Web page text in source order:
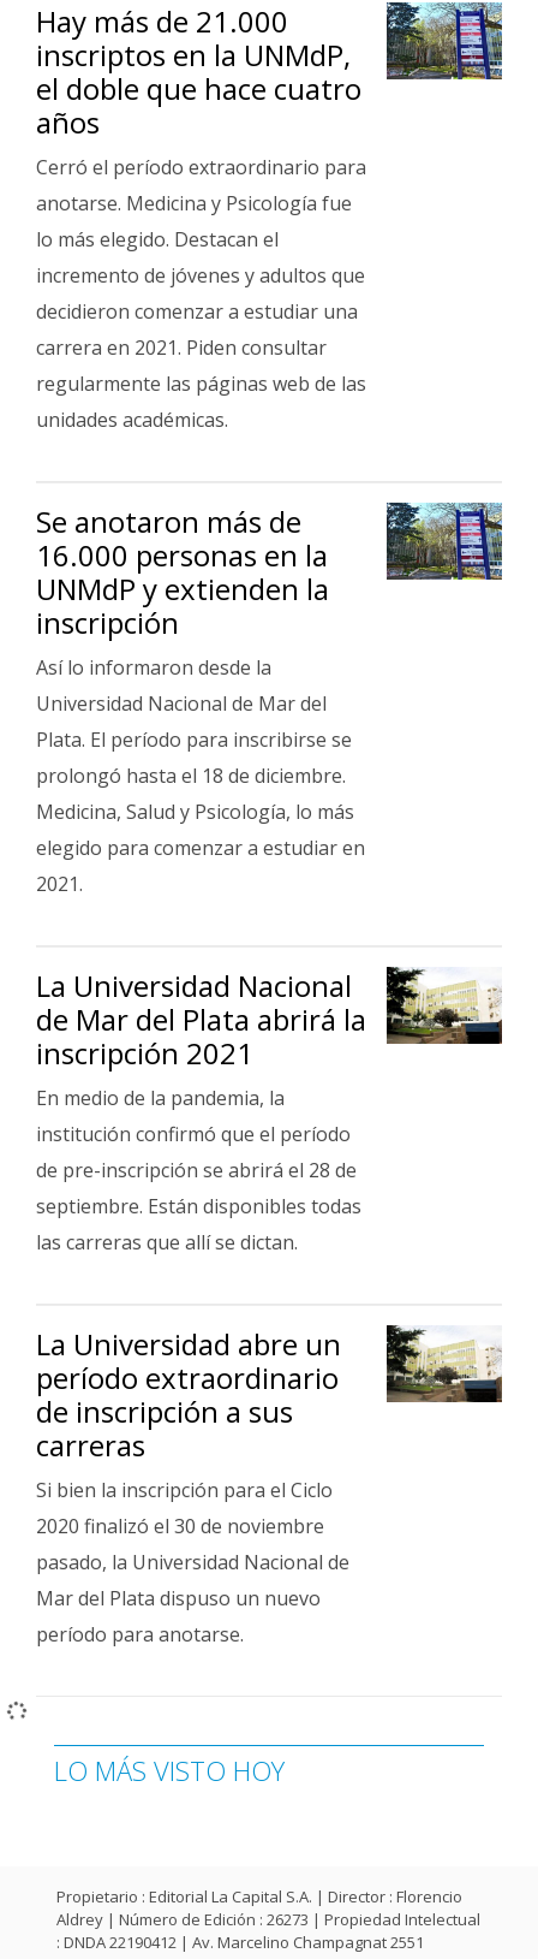
Hay más de 21.000
inscriptos en la UNMdP,
el doble que hace cuatro
años
Cerró el período extraordinario para
anotarse. Medicina y Psicología fue
lo más elegido. Destacan el
incremento de jóvenes y adultos que
decidieron comenzar a estudiar una
carrera en 2021. Piden consultar
regularmente las páginas web de las
unidades académicas.
Se anotaron más de
16.000 personas en la
UNMdP y extienden la
inscripción
Así lo informaron desde la
Universidad Nacional de Mar del
Plata. El período para inscribirse se
prolongó hasta el 18 de diciembre.
Medicina, Salud y Psicología, lo más
elegido para comenzar a estudiar en
2021.
La Universidad Nacional
de Mar del Plata abrirá la
inscripción 2021
En medio de la pandemia, la
institución confirmó que el período
de pre-inscripción se abrirá el 28 de
septiembre. Están disponibles todas
las carreras que allí se dictan.
La Universidad abre un
período extraordinario
de inscripción a sus
carreras
Si bien la inscripción para el Ciclo
2020 finalizó el 30 de noviembre
pasado, la Universidad Nacional de
Mar del Plata dispuso un nuevo
período para anotarse.
LO MÁS VISTO HOY
Propietario : Editorial La Capital S.A. | Director : Florencio
Aldrey | Número de Edición : 26273 | Propiedad Intelectual
: DNDA 22190412 | Av. Marcelino Champagnat 2551